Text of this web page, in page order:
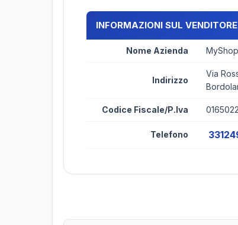
INFORMAZIONI SUL VENDITORE
Nome Azienda
Indirizzo
Via
Codice Fiscale/P.Iva
Telefono